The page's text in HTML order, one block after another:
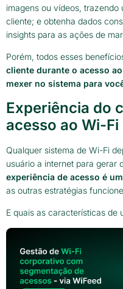
imagens ou vídeos,
cliente; e obtenha dados
insights para as ações de
Porém, todos esses
cliente durante o acesso
mexer no sistema para
Experiência do
acesso ao Wi-Fi
Qualquer sistema de Wi-Fi
usuário a internet para gerar
experiência de acesso é
as outras estratégias
E quais as características de